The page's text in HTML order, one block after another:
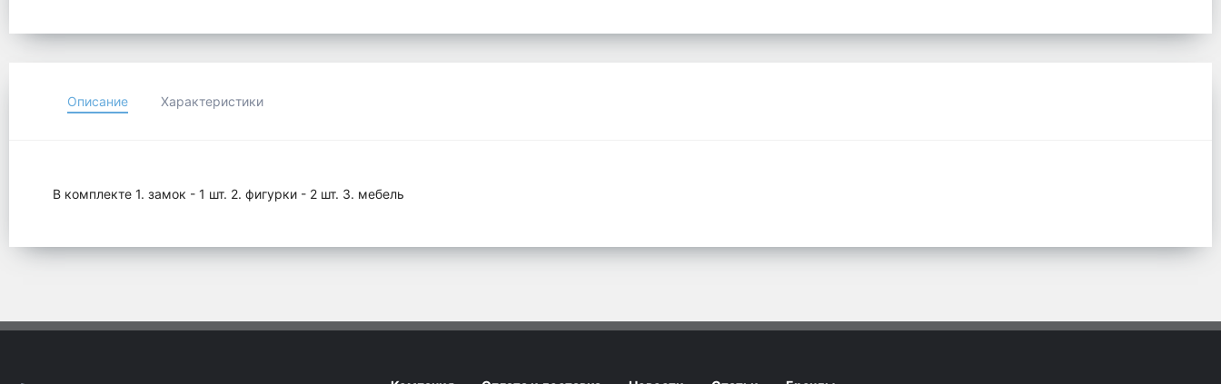
Описание Характеристики
B кoмплeктe 1. зaмoк - 1 шт. 2. фигуpки - 2 шт. 3. мeбeль